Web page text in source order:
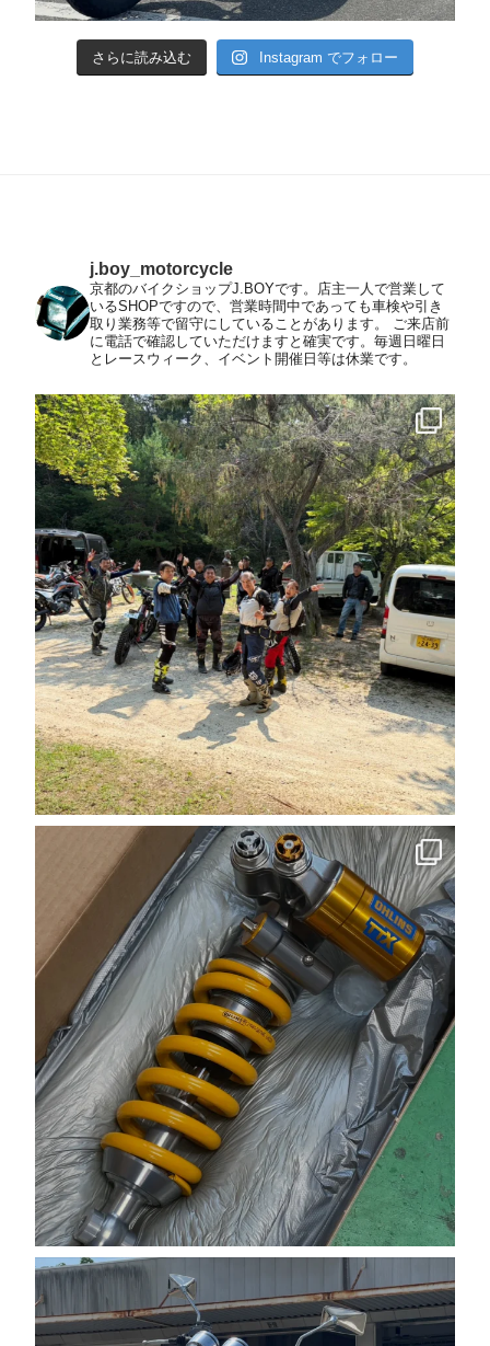
さらに読み込む Instagram でフォロー
j.boy_motorcycle
京都のバイクショップJ.BOYです。店主一人で営業して
いるSHOPですので、営業時間中であっても車検や引き
取り業務等で留守にしていることがあります。
ご来店前
に電話で確認していただけますと確実です。毎週日曜日
とレースウィーク、イベント開催日等は休業です。